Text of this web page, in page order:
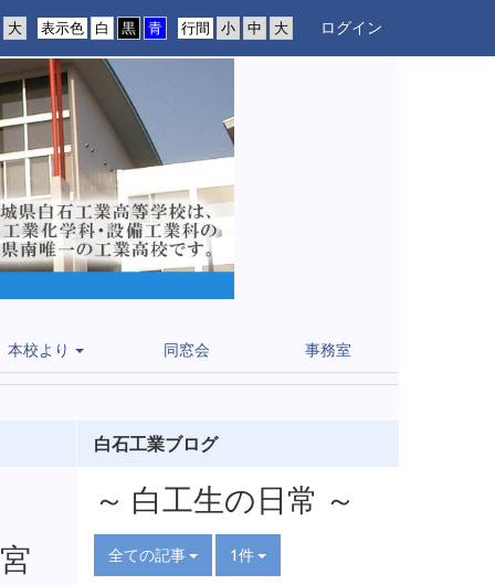
行間
表示色 ログイン
本校より 同窓会 事務室
白石工業ブログ
～ 白工生の日常 ～
全ての記事 1件